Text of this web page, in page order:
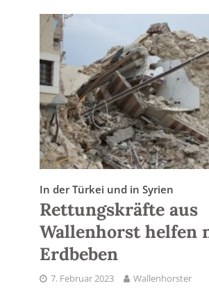
In der Türkei und in Syrien
Rettungskräfte aus
Wallenhorst helfen
Erdbeben
7. Februar 2023
Wallenhorster